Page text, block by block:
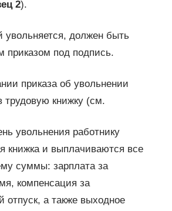
2).
увольняется, должен быть
приказом под подпись.
приказа об увольнении
трудовую книжку (см.
увольнения работнику
книжка и выплачиваются все
суммы: зарплата за
компенсация за
отпуск, а также выходное